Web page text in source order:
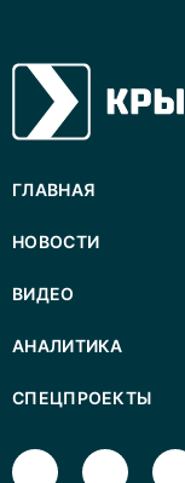
ГЛАВНАЯ
НОВОСТИ
ВИДЕО
АНАЛИТИКА
СПЕЦПРОЕКТЫ